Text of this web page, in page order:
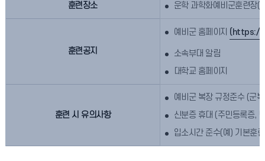
훈련장소 운학 과학화예비군훈련장
훈련공지
예비군 홈페이지 (https://
소속부대 알림
대학교 홈페이지
훈련 시 유의사항
예비군 복장 규정준수 (군
신분증 휴대 (주민등록증,
입소시간 준수(예) 기본훈